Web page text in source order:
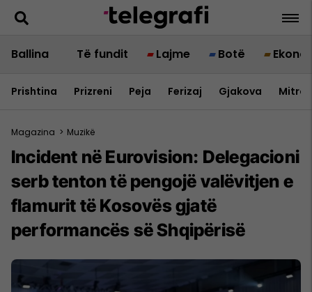
Ballina Të fundit Lajme Botë
Prishtina Prizreni Peja Ferizaj Gjakova
Magazina > Muzikë
Incident në Eurovision: Delegacioni
serb tenton të pengojë valëvitjen e
flamurit të Kosovës gjatë
performancës së Shqipërisë